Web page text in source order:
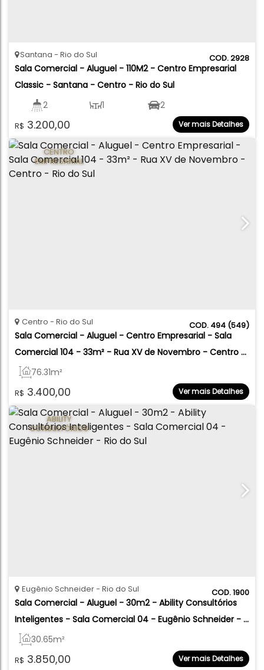
2928
Sala Comercial - Aluguel - 110M2 - Centro Empresarial
Classic - Santana - Centro - Rio do Sul
R$ 3.200,00
Santana Rio do Sul
2 1
110.00m²
2
Ver mais Detalhes
CENTRO
EMPRESARIAL
494 (549)
Sala Comercial - Aluguel - Centro Empresarial - Sala
Comercial 104 - 33m² - Rua XV de Novembro - Centro -
Rio do Sul
R$ 3.400,00
Centro Rio do Sul
76.31m²
Ver mais Detalhes
ABILITY
CONSULTÓRIOS
1900
Sala Comercial - Aluguel - 30m2 - Ability Consultórios
Inteligentes - Sala Comercial 04 - Eugênio Schneider -
Rio do Sul
R$ 3.850,00
Eugênio Schneider Rio do Sul
30.65m²
Ver mais Detalhes